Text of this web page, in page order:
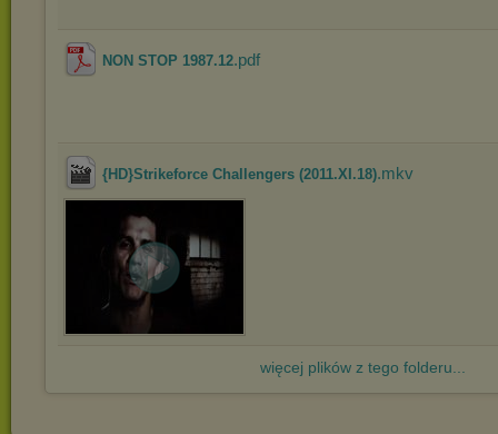
NON STOP 1987.12.pdf
{HD}Strikeforce Challengers (2011.XI.18).mkv
więcej plików z tego folderu...